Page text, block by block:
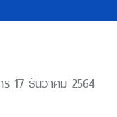
17 ธันวาคม 2564